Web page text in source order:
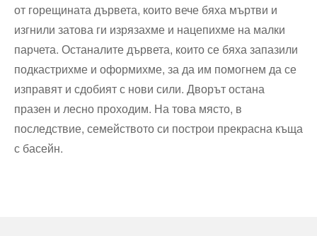
от горещината дървета, които вече бяха мъртви и
изгнили затова ги изрязахме и нацепихме на малки
парчета. Останалите дървета, които се бяха запазили
подкастрихме и оформихме, за да им помогнем да се
изправят и сдобият с нови сили. Дворът остана
празен и лесно проходим. На това място, в
последствие, семейството си построи прекрасна къща
с басейн.